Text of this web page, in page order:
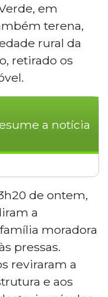
em
terena,
rural da
retirado os
a notícia
pela Polícia
ao
MS-156, em
cerca de 20
Limoeiro,
e
O caso
de Polícia
de ontem,
a
moradora
pressas.
reviraram a
e aos